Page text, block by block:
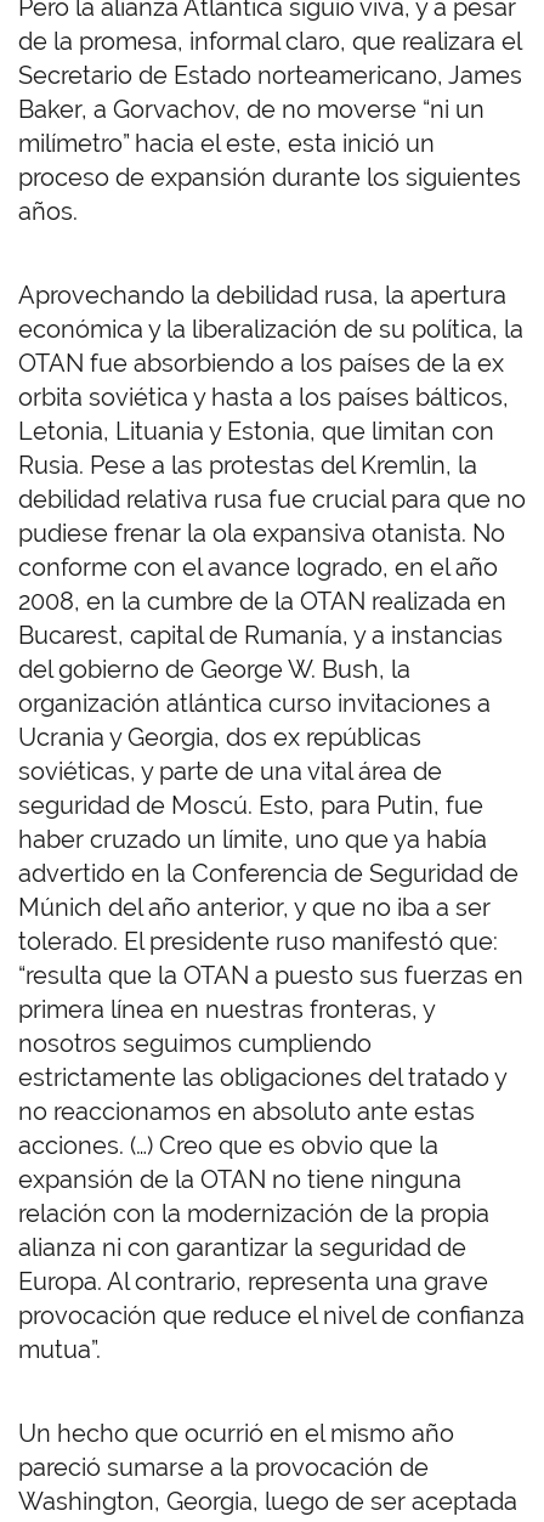
Pero la alianza Atlántica siguió viva, y a pesar
de la promesa, informal claro, que realizara el
Secretario de Estado norteamericano, James
Baker, a Gorvachov, de no moverse “ni un
milímetro” hacia el este, esta inició un
proceso de expansión durante los siguientes
años.
Aprovechando la debilidad rusa, la apertura
económica y la liberalización de su política, la
OTAN fue absorbiendo a los países de la ex
orbita soviética y hasta a los países bálticos,
Letonia, Lituania y Estonia, que limitan con
Rusia. Pese a las protestas del Kremlin, la
debilidad relativa rusa fue crucial para que no
pudiese frenar la ola expansiva otanista. No
conforme con el avance logrado, en el año
2008, en la cumbre de la OTAN realizada en
Bucarest, capital de Rumanía, y a instancias
del gobierno de George W. Bush, la
organización atlántica curso invitaciones a
Ucrania y Georgia, dos ex repúblicas
soviéticas, y parte de una vital área de
seguridad de Moscú. Esto, para Putin, fue
haber cruzado un límite, uno que ya había
advertido en la Conferencia de Seguridad de
Múnich del año anterior, y que no iba a ser
tolerado. El presidente ruso manifestó que:
“resulta que la OTAN a puesto sus fuerzas en
primera línea en nuestras fronteras, y
nosotros seguimos cumpliendo
estrictamente las obligaciones del tratado y
no reaccionamos en absoluto ante estas
acciones. (…) Creo que es obvio que la
expansión de la OTAN no tiene ninguna
relación con la modernización de la propia
alianza ni con garantizar la seguridad de
Europa. Al contrario, representa una grave
provocación que reduce el nivel de confianza
mutua”.
Un hecho que ocurrió en el mismo año
pareció sumarse a la provocación de
Washington, Georgia, luego de ser aceptada